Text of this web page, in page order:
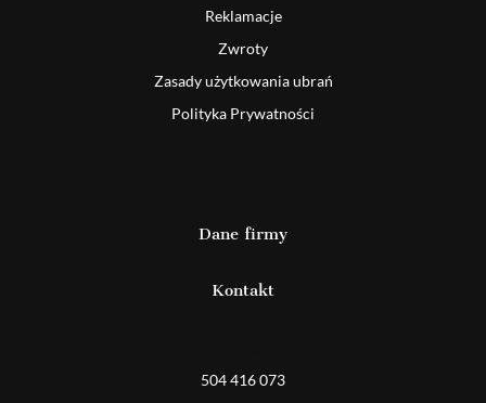
Reklamacje
Zwroty
Zasady użytkowania ubrań
Polityka Prywatności
Dane firmy
Kontakt
504 416 073